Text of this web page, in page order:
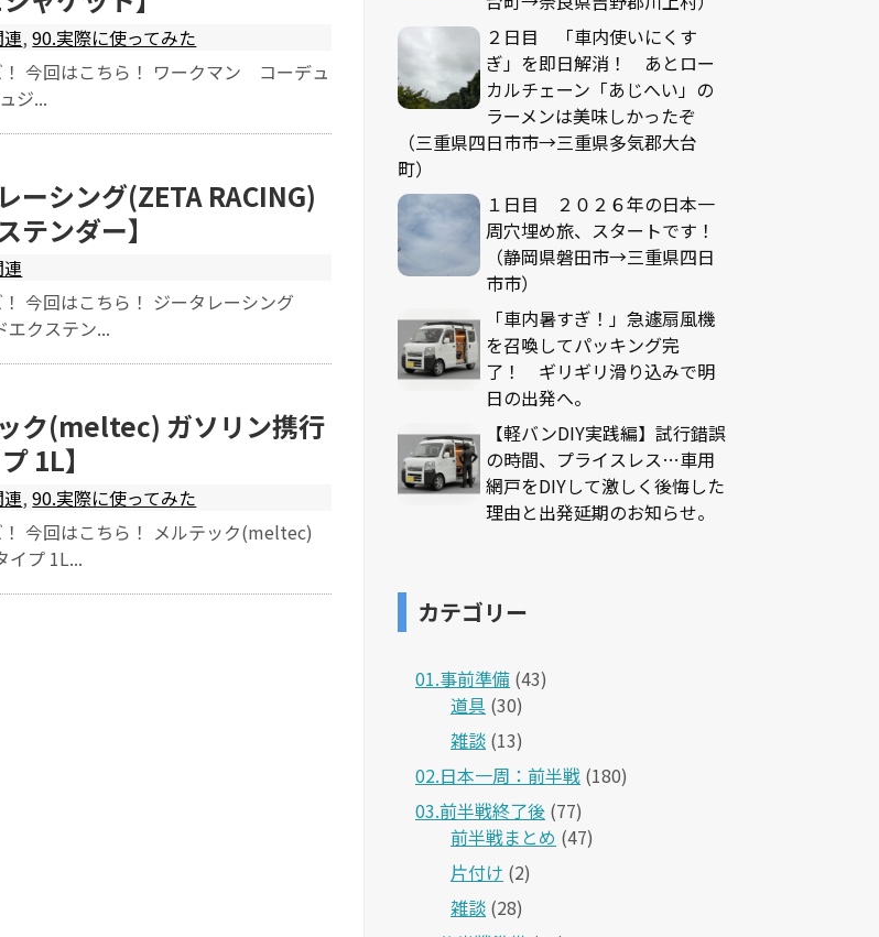
,90.実際に使ってみた
今回はこちら！ ワークマン コーデュ
ジ...
ーシング(ZETA RACING)
テンダー】
今回はこちら！ ジータレーシング
エクステン...
ク(meltec) ガソリン携行
1L】
,90.実際に使ってみた
今回はこちら！ メルテック(meltec)
イプ 1L...
２日目 「車内使いにくす
ぎ」を即日解消！ あとロー
カルチェーン「あじへい」の
ラーメンは美味しかったぞ
（三重県四日市市→三重県多気郡大台
町）
１日目 ２０２６年の日本一
周穴埋め旅、スタートです！
（静岡県磐田市→三重県四日
市市）
「車内暑すぎ！」急遽扇風機
を召喚してパッキング完
了！ ギリギリ滑り込みで明
日の出発へ。
【軽バンDIY実践編】試行錯誤
の時間、プライスレス…車用
網戸をDIYして激しく後悔した
理由と出発延期のお知らせ。
カテゴリー
01.事前準備 (43)
道具 (30)
雑談 (13)
02.日本一周：前半戦 (180)
03.前半戦終了後 (77)
前半戦まとめ (47)
片付け (2)
雑談 (28)